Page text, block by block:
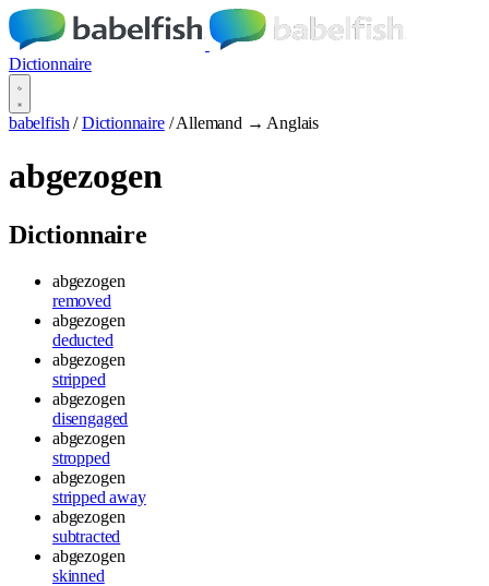
Dictionnaire
babelfish / Dictionnaire / Allemand → Anglais
abgezogen
Dictionnaire
abgezogen
removed
abgezogen
deducted
abgezogen
stripped
abgezogen
disengaged
abgezogen
stropped
abgezogen
stripped away
abgezogen
subtracted
abgezogen
skinned